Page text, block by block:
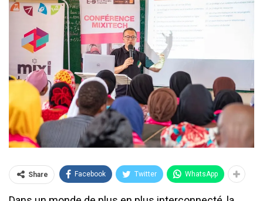
Share Facebook Twitter WhatsApp